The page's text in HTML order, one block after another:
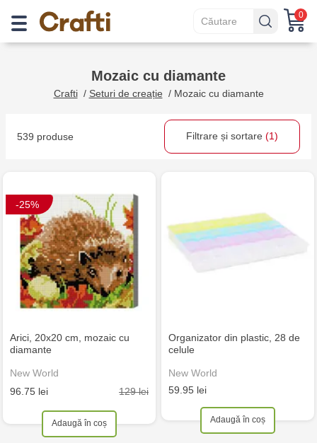
0
Mozaic cu diamante
Crafti/ Seturi de creație / Mozaic cu diamante
539 produse Filtrare și sortare (1)
-25%
Arici, 20x20 cm, mozaic cu
diamante
New World
96.75 lei
129 lei
Adaugă în coș
Organizator din plastic, 28 de
celule
New World
59.95 lei
Adaugă în coș